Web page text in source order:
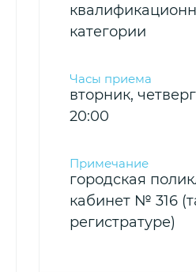
категории
вторник,
20:00
городская
кабинет № 316
регистратуре)